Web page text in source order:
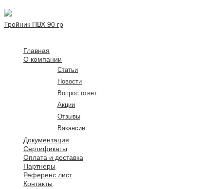
Тройник ПВХ 90 гр
Главная
О компании
Статьи
Новости
Вопрос ответ
Акции
Отзывы
Вакансии
Документация
Сертификаты
Оплата и доставка
Партнеры
Референс лист
Контакты